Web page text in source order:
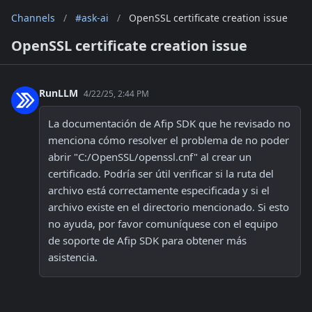
Channels / #ask-ai / OpenSSL certificate creation issue
OpenSSL certificate creation issue
RunLLM 4/22/25, 2:44 PM
La documentación de Afip SDK que he revisado no
menciona cómo resolver el problema de no poder
abrir "C:/OpenSSL/openssl.cnf" al crear un
certificado. Podría ser útil verificar si la ruta del
archivo está correctamente especificada y si el
archivo existe en el directorio mencionado. Si esto
no ayuda, por favor comuníquese con el equipo
de soporte de Afip SDK para obtener más
asistencia.